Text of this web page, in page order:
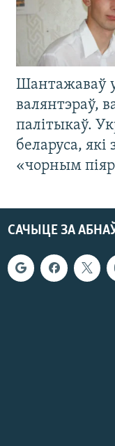
Шантажаваў
валянтэраў,
палітыкаў.
беларуса, які
«чорным
САЧЫЦЕ ЗА